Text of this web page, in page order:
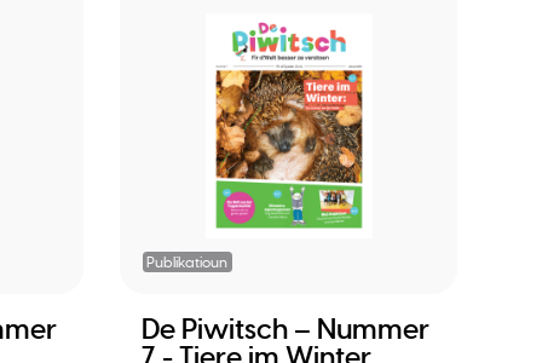
Publikatioun
De Piwitsch – Nummer